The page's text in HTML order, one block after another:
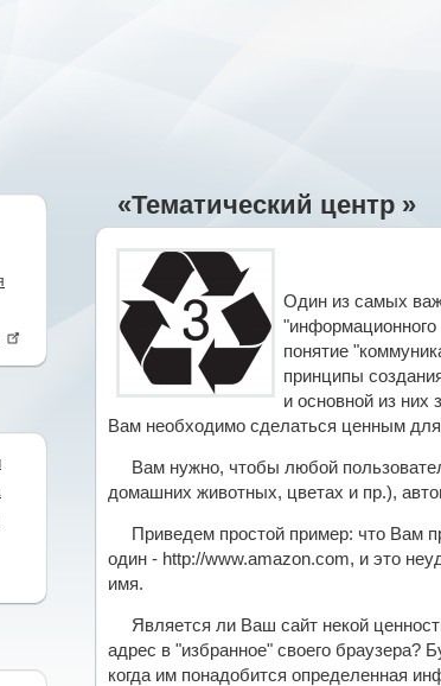
«Тематический центр »
Один из самых
понятие
принципы
и основной из
Вам необходимо сделаться ценным
Вам нужно, чтобы любой
домашних животных, цветах и пр.),
Приведем простой пример: что Вам
один - http://www.amazon.com, и это
имя.
Является ли Ваш сайт некой
адрес в "избранное" своего браузера?
когда им понадобится определенная